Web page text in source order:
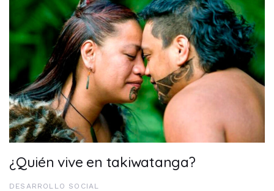
¿Quién vive en takiwatanga?
DESARROLLO SOCIAL